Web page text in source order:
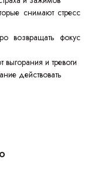
снимают стресс
возвращать фокус
выгорания и тревоги
действовать